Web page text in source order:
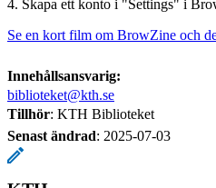
4. Skapa ett konto i "Settings" i
Se en kort film om BrowZine och
Innehållsansvarig:
biblioteket@kth.se
Tillhör: KTH Biblioteket
Senast ändrad: 2025-07-03